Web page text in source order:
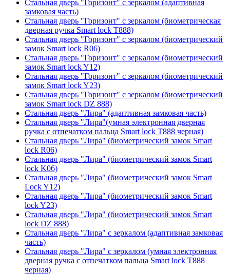
Стальная дверь "Горизонт" с зеркалом (адаптивная
замковая часть)
Стальная дверь "Горизонт" с зеркалом (биометрическая
дверная ручка Smart lock T888)
Стальная дверь "Горизонт" с зеркалом (биометрический
замок Smart lock R06)
Стальная дверь "Горизонт" с зеркалом (биометрический
замок Smart lock Y12)
Стальная дверь "Горизонт" с зеркалом (биометрический
замок Smart lock Y23)
Стальная дверь "Горизонт" с зеркалом (биометрический
замок Smart lock DZ 888)
Стальная дверь "Лира" (адаптивная замковая часть)
Стальная дверь "Лира"(умная электронная дверная
ручка с отпечатком пальца Smart lock T888 черная)
Стальная дверь "Лира" (биометрический замок Smart
lock R06)
Стальная дверь "Лира" (биометрический замок Smart
lock K06)
Стальная дверь "Лира" (биометрический замок Smart
Lock Y12)
Стальная дверь "Лира" (биометрический замок Smart
lock Y23)
Стальная дверь "Лира" (биометрический замок Smart
lock DZ 888)
Стальная дверь "Лира" с зеркалом (адаптивная замковая
часть)
Стальная дверь "Лира" с зеркалом (умная электронная
дверная ручка с отпечатком пальца Smart lock T888
черная)